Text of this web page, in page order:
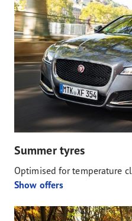
Summer tyres
Optimised for temperature
Show offers